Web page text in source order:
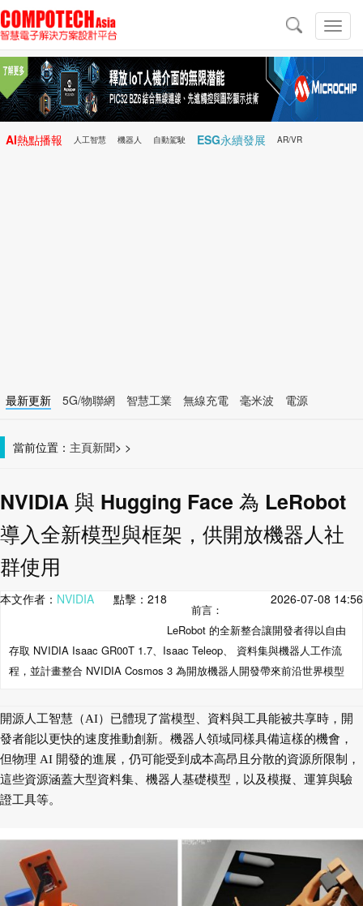
切
換
導
導
航
AI熱點播報 人工智慧 機器人 自動駕駛 ESG永續發展 AR/VR
最新更新 5G/物聯網 智慧工業 無線充電 毫米波
電源
當前位置： 主頁 >
新聞 >
NVIDIA 與 Hugging Face 為 LeRobot
導入全新模型與框架，供開放機器人社
群使用
本文作者： NVIDIA 點擊： 218 2026-07-08 14:56
前言：
LeRobot 的全新整合讓開發者得以自由
存取 NVIDIA Isaac GR00T 1.7、Isaac Teleop、 資料集與機器人工作流
程，並計畫整合 NVIDIA Cosmos 3 為開放機器人開發帶來前沿世界模型
開源人工智慧（AI）已體現了當模型、資料與工具能被共享時，開
發者能以更快的速度推動創新。機器人領域同樣具備這樣的機會，
但物理 AI 開發的進展，仍可能受到成本高昂且分散的資源所限制，
這些資源涵蓋大型資料集、機器人基礎模型，以及模擬、運算與驗
證工具等。